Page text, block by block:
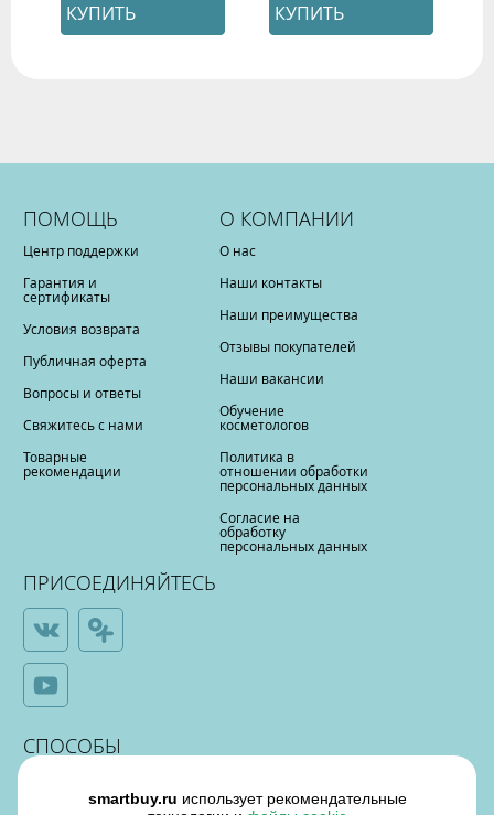
КУПИТЬ КУПИТЬ
ПОМОЩЬ
Центр поддержки
Гарантия и
сертификаты
Условия возврата
Публичная оферта
Вопросы и ответы
Свяжитесь с нами
Товарные
рекомендации
О КОМПАНИИ
О нас
Наши контакты
Наши преимущества
Отзывы покупателей
Наши вакансии
Обучение
косметологов
Политика в
отношении обработки
персональных данных
Согласие на
обработку
персональных данных
ПРИСОЕДИНЯЙТЕСЬ
СПОСОБЫ
ОПЛАТЫ
smartbuy.ru использует рекомендательные